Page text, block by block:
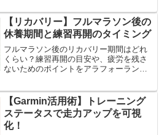
【リカバリー】フルマラソン後の
休養期間と練習再開のタイミング
フルマラソン後のリカバリー期間はどれ
くらい？練習再開の目安や、疲労を残さ
ないためのポイントをアラフォーランナ
【Garmin活用術】トレーニング
ステータスで走力アップを可視
化！